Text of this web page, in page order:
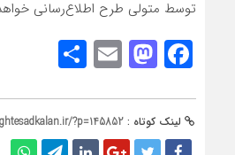
توسط متولی طرح اطلاع‌رسانی
Facebook
Mastodon
Email
لینک کوتاه : ?p=145852